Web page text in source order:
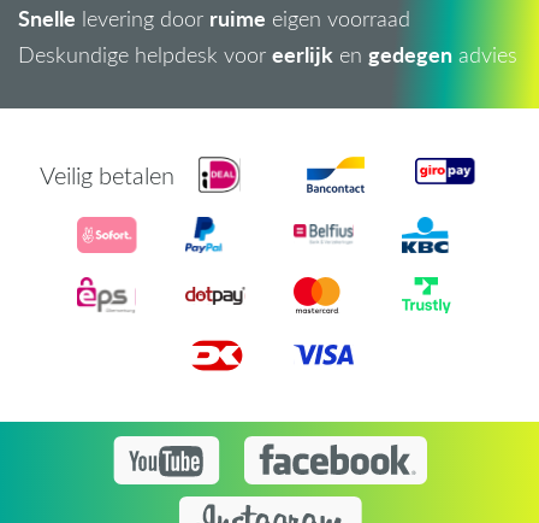
Snelle levering door ruime eigen voorraad
Deskundige helpdesk voor eerlijk en gedegen advies
Veilig betalen